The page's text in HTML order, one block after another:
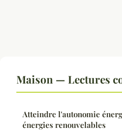
Maison — Lectures
Atteindre l'autonomie
énergies renouvelables